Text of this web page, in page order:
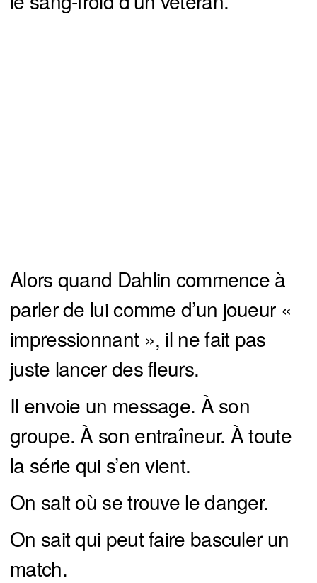
Alors quand Dahlin commence à
parler de lui comme d’un joueur «
impressionnant », il ne fait pas
juste lancer des fleurs.
Il envoie un message. À son
groupe. À son entraîneur. À toute
la série qui s’en vient.
On sait où se trouve le danger.
On sait qui peut faire basculer un
match.